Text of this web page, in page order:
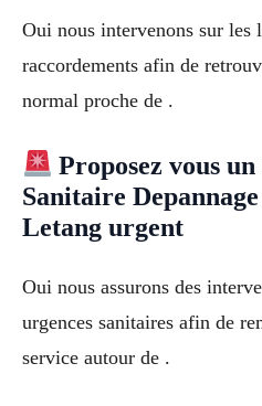
Oui nous intervenons sur les
raccordements afin de
normal proche de .
Proposez vous un
Sanitaire
Letang urgent
Oui nous assurons des
urgences sanitaires afin de
service autour de .